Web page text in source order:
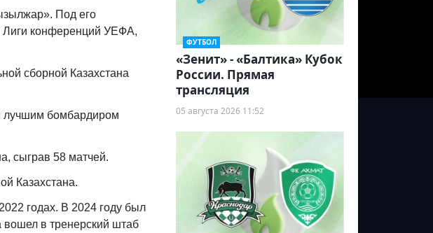
Под его
Лиги конференций УЕФА,
сборной Казахстана
лучшим бомбардиром
сыграв 58 матчей.
Казахстана.
годах. В 2024 году был
вошел в тренерский штаб
ФУТБОЛ
«Зенит» - «Балтика» Кубок
России. Прямая
трансляция
05 августа 2026 11:52